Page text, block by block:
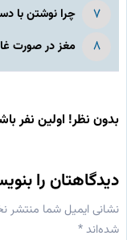
چرا نوشتن با
مغز در صورت
بدون نظر! اولین نفر
دیدگاهتان را
نشانی ایمیل شما منتشر
شده‌اند*